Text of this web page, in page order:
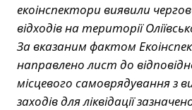
екоінспектори виявили
відходів на території
За вказаним фактом
направлено лист до
місцевого самоврядування з
заходів для ліквідації